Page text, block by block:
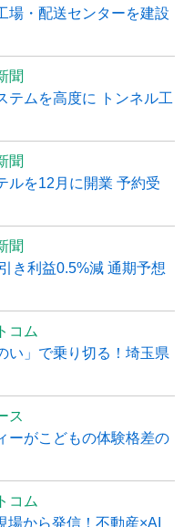
場・配送センターを建設
聞
テムを高度に トンネル工
聞
ルを12月に開業 予約受
聞
き利益0.5%減 通期予想
コム
い」で乗り切る！埼玉県
ス
ーがこどもの体験格差の
コム
場から発信！不動産×AI